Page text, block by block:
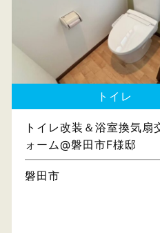
トイレ
トイレ改装＆浴室換気扇
ォーム@磐田市F様邸
磐田市